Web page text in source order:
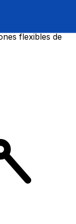
Xe
flexibles de